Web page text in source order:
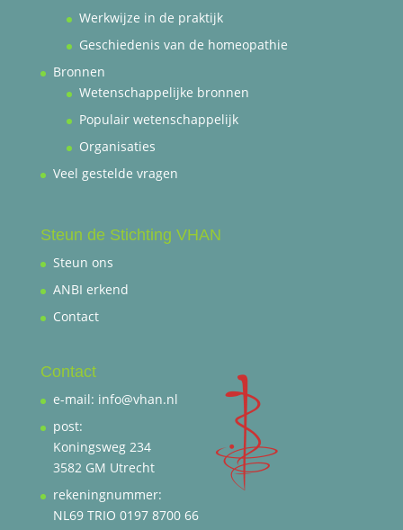
Werkwijze in de praktijk
Geschiedenis van de homeopathie
Bronnen
Wetenschappelijke bronnen
Populair wetenschappelijk
Organisaties
Veel gestelde vragen
Steun de Stichting VHAN
Steun ons
ANBI erkend
Contact
Contact
e-mail: info@vhan.nl
post:
Koningsweg 234
3582 GM Utrecht
rekeningnummer:
NL69 TRIO 0197 8700 66